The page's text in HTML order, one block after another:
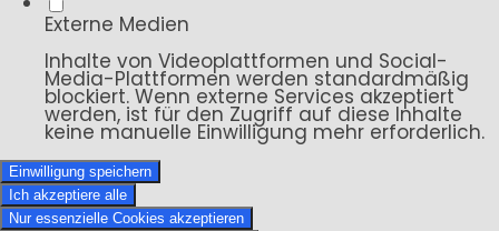
Externe Medien
Inhalte von Videoplattformen und Social-
Media-Plattformen werden standardmäßig
blockiert. Wenn externe Services akzeptiert
werden, ist für den Zugriff auf diese Inhalte
keine manuelle Einwilligung mehr erforderlich.
Einwilligung speichern
Ich akzeptiere alle
Nur essenzielle Cookies akzeptieren